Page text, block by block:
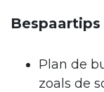
Plan de
zoals de